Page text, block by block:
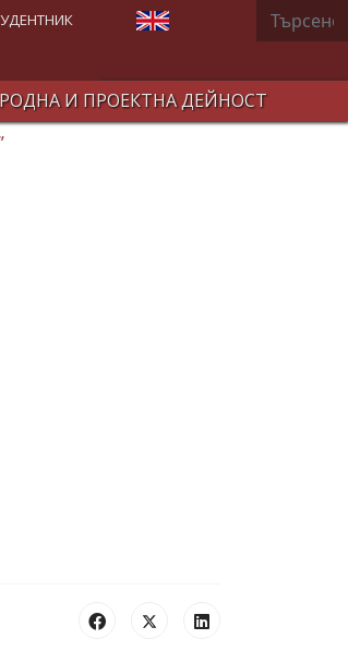
Изберете език Търсене
И ПРОЕКТНА ДЕЙНОСТ